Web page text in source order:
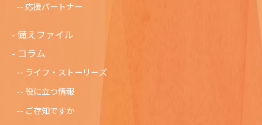
応援パートナー
備えファイル
コラム
ライフ・ストーリーズ
役に立つ情報
ご存知ですか